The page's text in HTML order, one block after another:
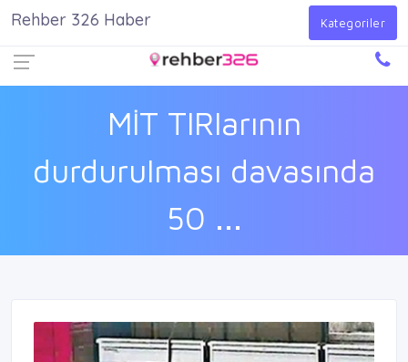
Giriş Yap
MİT TIRlarının
durdurulması davasında
50 ...
Rehber 326 Haber Kategoriler